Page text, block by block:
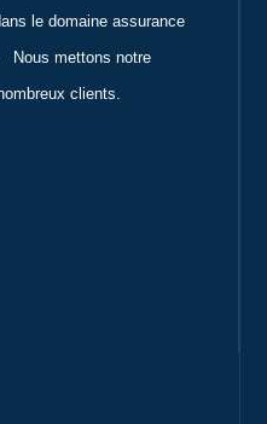
le domaine assurance
Nous mettons notre
clients.